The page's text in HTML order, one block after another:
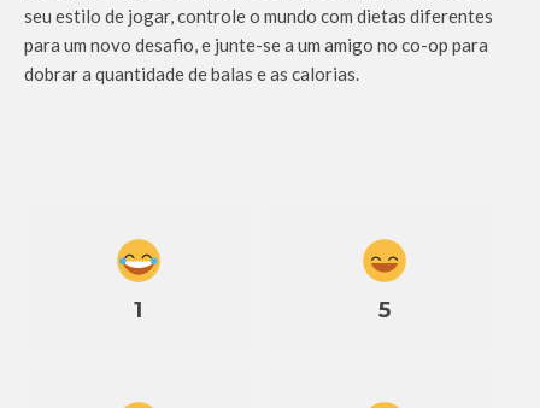
seu estilo de jogar, controle o mundo com dietas diferentes
para um novo desafio, e junte-se a um amigo no co-op para
dobrar a quantidade de balas e as calorias.
1 5